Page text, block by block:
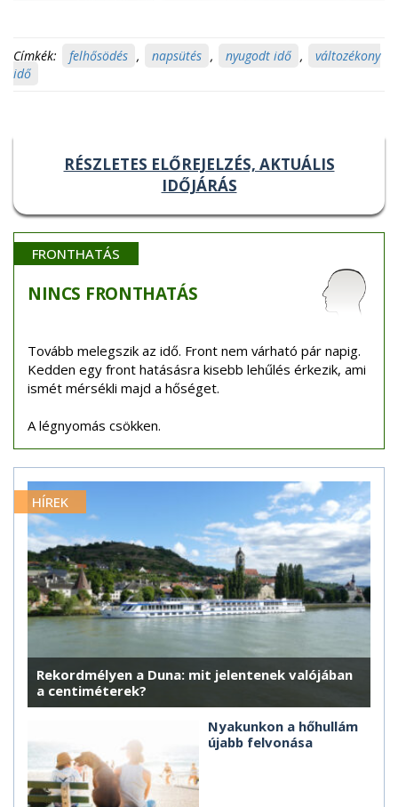
Címkék: felhősödés , napsütés , nyugodt idő ,
változékony
idő
RÉSZLETES ELŐREJELZÉS, AKTUÁLIS
IDŐJÁRÁS
FRONTHATÁS
NINCS FRONTHATÁS
Tovább melegszik az idő. Front nem várható pár napig.
Kedden egy front hatásásra kisebb lehűlés érkezik, ami
ismét mérsékli majd a hőséget.
A légnyomás csökken.
HÍREK
Rekordmélyen a Duna: mit jelentenek valójában
a centiméterek?
Nyakunkon a hőhullám
újabb felvonása